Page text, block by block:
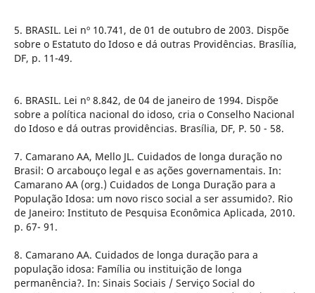
5. BRASIL. Lei nº 10.741, de 01 de outubro de 2003. Dispõe
sobre o Estatuto do Idoso e dá outras Providências. Brasília,
DF, p. 11-49.
6. BRASIL. Lei nº 8.842, de 04 de janeiro de 1994. Dispõe
sobre a política nacional do idoso, cria o Conselho Nacional
do Idoso e dá outras providências. Brasília, DF, P. 50 - 58.
7. Camarano AA, Mello JL. Cuidados de longa duração no
Brasil: O arcabouço legal e as ações governamentais. In:
Camarano AA (org.) Cuidados de Longa Duração para a
População Idosa: um novo risco social a ser assumido?. Rio
de Janeiro: Instituto de Pesquisa Econômica Aplicada, 2010.
p. 67- 91.
8. Camarano AA. Cuidados de longa duração para a
população idosa: Família ou instituição de longa
permanência?. In: Sinais Sociais / Serviço Social do